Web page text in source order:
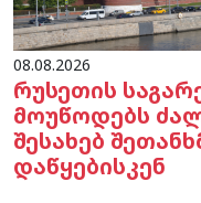
08.08.2026
რუსეთის
მოუწოდებს
შესახებ
დაწყებისკენ